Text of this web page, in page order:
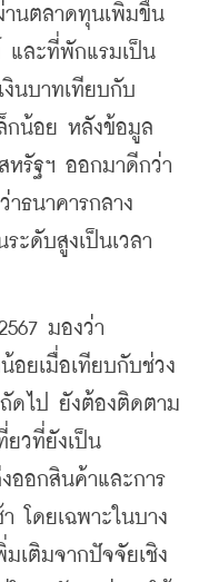
นตลาดทุนเพิ่มขึ้น
และที่พักแรมเป็น
นบาทเทียบกับ
กน้อย หลังข้อมูล
หรัฐฯ ออกมาดีกว่า
ธนาคารกลาง
ะดับสูงเป็นเวลา
มองว่า
อยเมื่อเทียบกับช่วง
ดไป ยังต้องติดตาม
ยวที่ยังเป็น
ออกสินค้าและการ
โดยเฉพาะในบาง
เติมจากปัจจัยเชิง